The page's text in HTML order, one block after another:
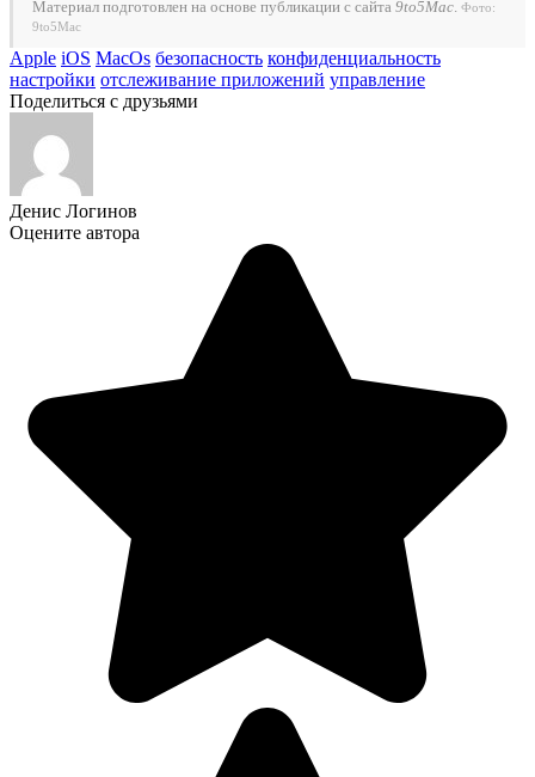
Материал подготовлен на основе публикации с сайта 9to5Mac Фото:
9to5Mac
Apple iOS MacOs безопасность конфиденциальность
настройки отслеживание приложений управление
Поделиться с друзьями
Денис Логинов
Оцените автора